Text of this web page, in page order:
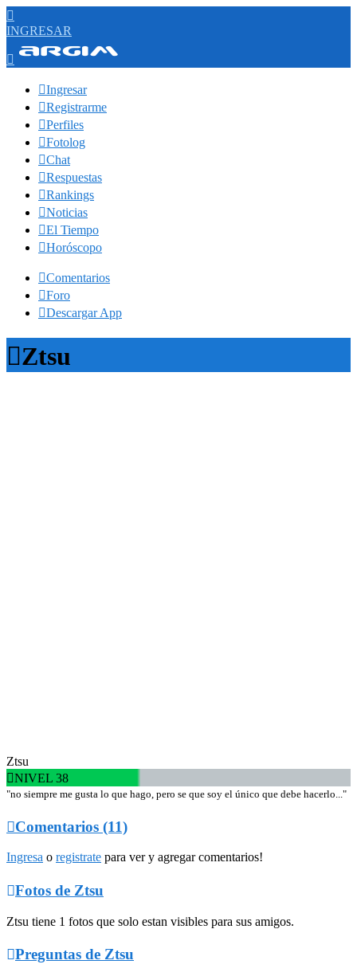

INGRESAR

Ingresar
Registrarme
Perfiles
Fotolog
Chat
Respuestas
Rankings
Noticias
El Tiempo
Horóscopo
Comentarios
Foro
Descargar App
Ztsu
Ztsu
NIVEL 38
"no siempre me gusta lo que hago, pero se que soy el único que debe hacerlo..."
Comentarios (11)
Ingresa o registrate para ver y agregar comentarios!
Fotos de Ztsu
Ztsu tiene 1 fotos que solo estan visibles para sus amigos.
Preguntas de Ztsu